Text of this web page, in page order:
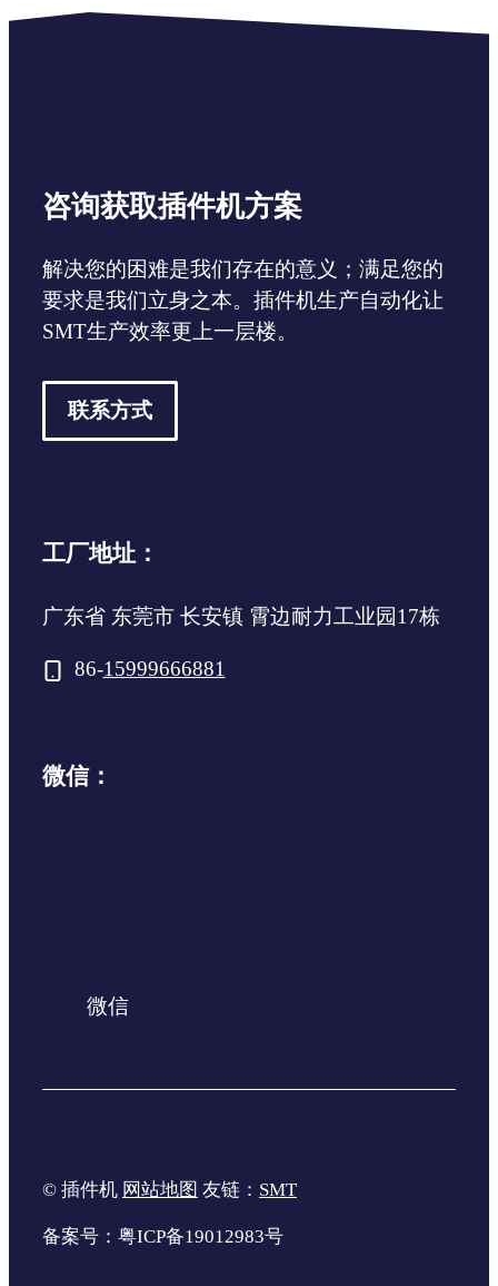
咨询获取插件机方案
解决您的困难是我们存在的意义；满足您的
要求是我们立身之本。插件机生产自动化让
SMT生产效率更上一层楼。
联系方式
工厂地址：
广东省 东莞市 长安镇 霄边耐力工业园17栋
86-15999666881
微信：
微信
© 插件机 网站地图 友链： SMT
备案号：粤ICP备19012983号